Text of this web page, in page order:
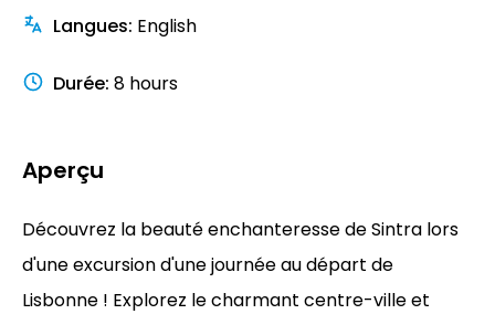
Langues: English
Durée: 8 hours
Aperçu
Découvrez la beauté enchanteresse de Sintra lors
d'une excursion d'une journée au départ de
Lisbonne ! Explorez le charmant centre-ville et